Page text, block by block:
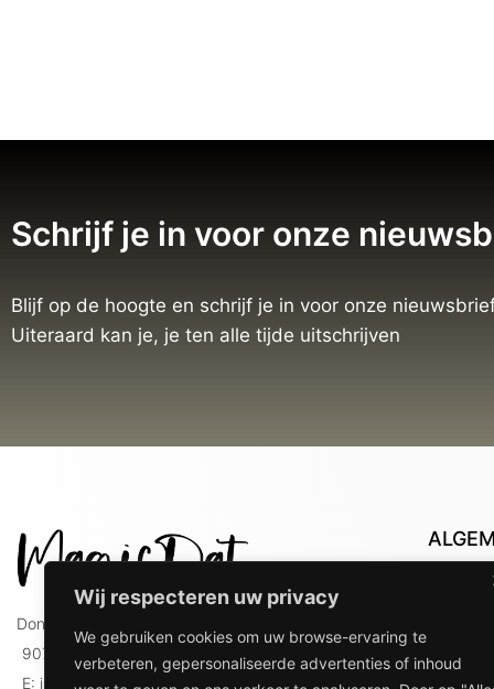
Wij respecteren uw privacy
We gebruiken cookies om uw browse-ervaring te
verbeteren, gepersonaliseerde advertenties of inhoud
Schrijf je in voor onze
Blijf op de hoogte en schrijf je in voor onze
Uiteraard kan je, je ten alle tijde uitschrijven
Doniaweg 9
9074 AE Hallum
E: info@magicdat.nl